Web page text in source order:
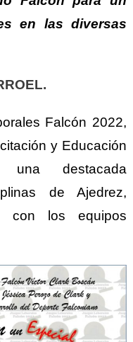
en las diversas
Falcón 2022,
y Educación
una destacada
de Ajedrez,
con los equipos